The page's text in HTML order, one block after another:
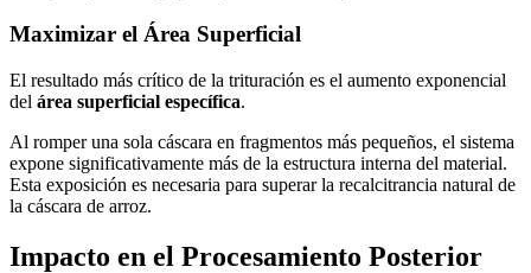
Maximizar el Área Superficial
El resultado más crítico de la trituración es el aumento exponencial
del área superficial específica.
Al romper una sola cáscara en fragmentos más pequeños, el sistema
expone significativamente más de la estructura interna del material.
Esta exposición es necesaria para superar la recalcitrancia natural de
la cáscara de arroz.
Impacto en el Procesamiento Posterior